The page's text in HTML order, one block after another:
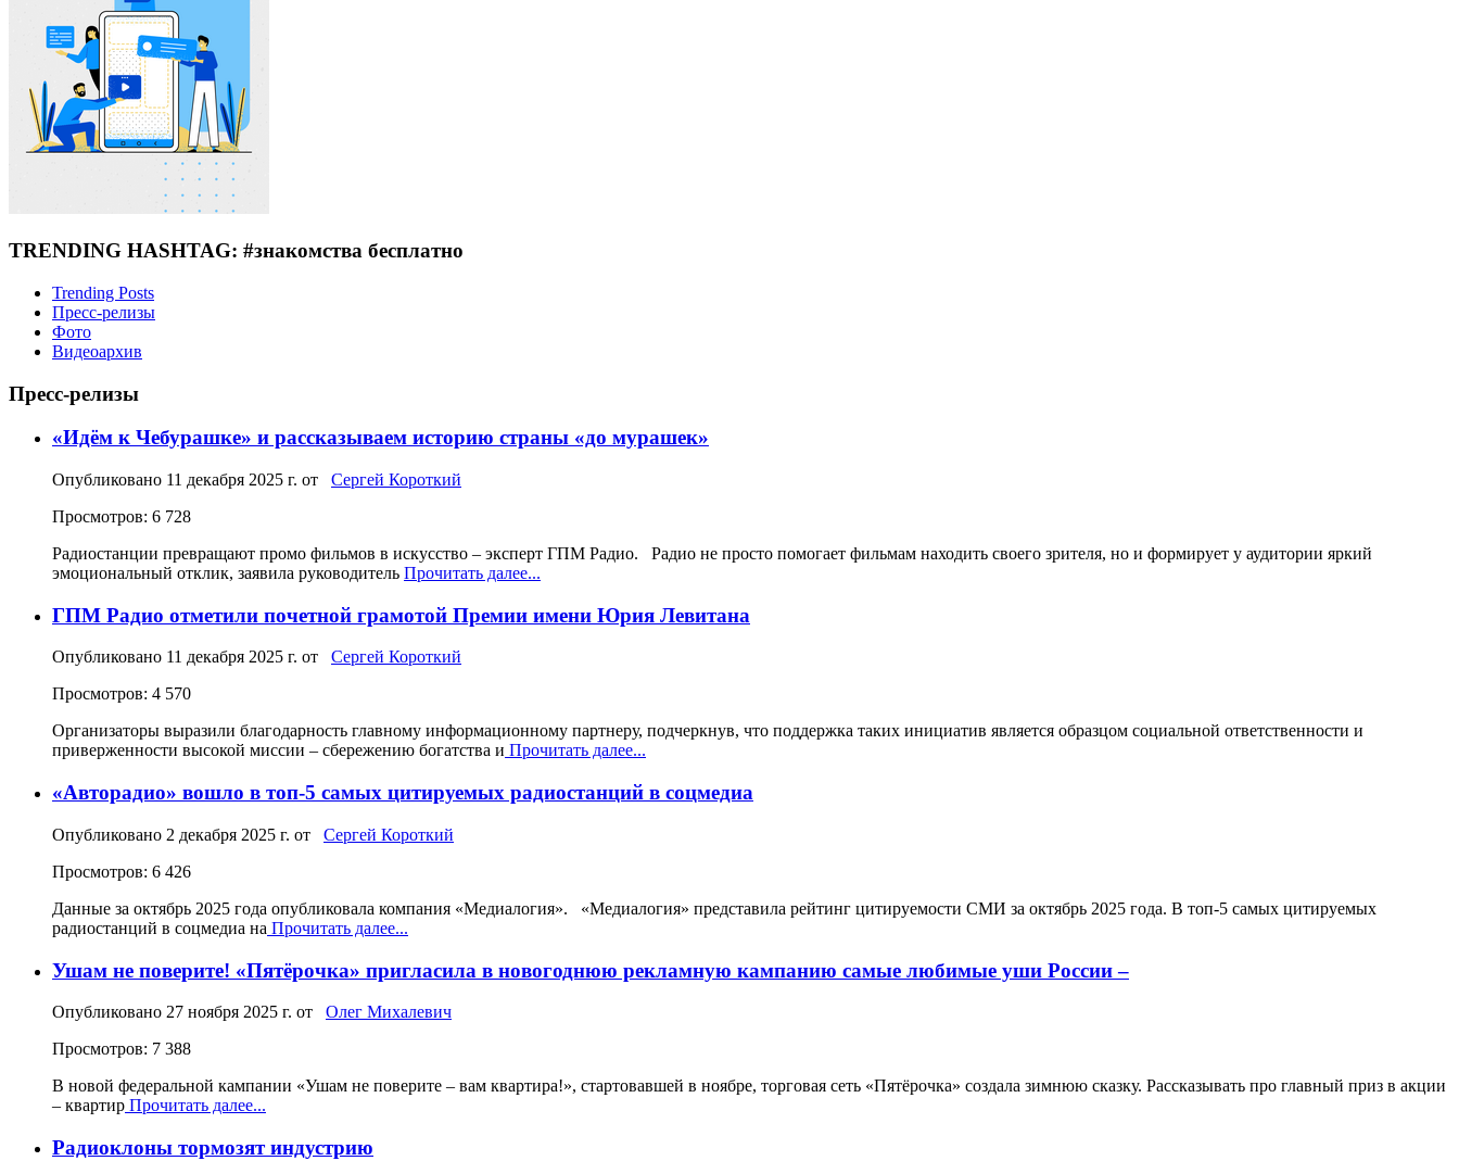
TRENDING HASHTAG: #знакомства бесплатно
Trending Posts
Пресс-релизы
Фото
Видеоархив
Пресс-релизы
«Идём к Чебурашке» и рассказываем историю страны «до мурашек»
Опубликовано 11 декабря 2025 г. от Сергей Короткий
Просмотров: 6 728
Радиостанции превращают промо фильмов в искусство – эксперт ГПМ Радио. Радио не просто помогает фильмам находить своего зрителя, но и формирует у аудитории яркий
эмоциональный отклик, заявила руководитель Прочитать далее...
ГПМ Радио отметили почетной грамотой Премии имени Юрия Левитана
Опубликовано 11 декабря 2025 г. от Сергей Короткий
Просмотров: 4 570
Организаторы выразили благодарность главному информационному партнеру, подчеркнув, что поддержка таких инициатив является образцом социальной ответственности и
приверженности высокой миссии – сбережению богатства и Прочитать далее...
«Авторадио» вошло в топ-5 самых цитируемых радиостанций в соцмедиа
Опубликовано 2 декабря 2025 г. от Сергей Короткий
Просмотров: 6 426
Данные за октябрь 2025 года опубликовала компания «Медиалогия». «Медиалогия» представила рейтинг цитируемости СМИ за октябрь 2025 года. В топ-5 самых цитируемых
радиостанций в соцмедиа на Прочитать далее...
Ушам не поверите! «Пятёрочка» пригласила в новогоднюю рекламную кампанию самые любимые уши России –
Опубликовано 27 ноября 2025 г. от Олег Михалевич
Просмотров: 7 388
В новой федеральной кампании «Ушам не поверите – вам квартира!», стартовавшей в ноябре, торговая сеть «Пятёрочка» создала зимнюю сказку. Рассказывать про главный приз в акции
– квартир Прочитать далее...
Радиоклоны тормозят индустрию